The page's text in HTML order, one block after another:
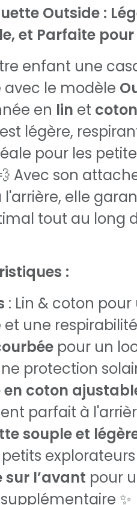
Outside :
et Parfaite pour
enfant une
le modèle
en lin et coton
légère,
pour les
Avec son
elle
tout au long
:
: Lin & coton pour
une
pour un
protection
coton
parfait à
souple et
explorateurs
sur l’avant pour
✨